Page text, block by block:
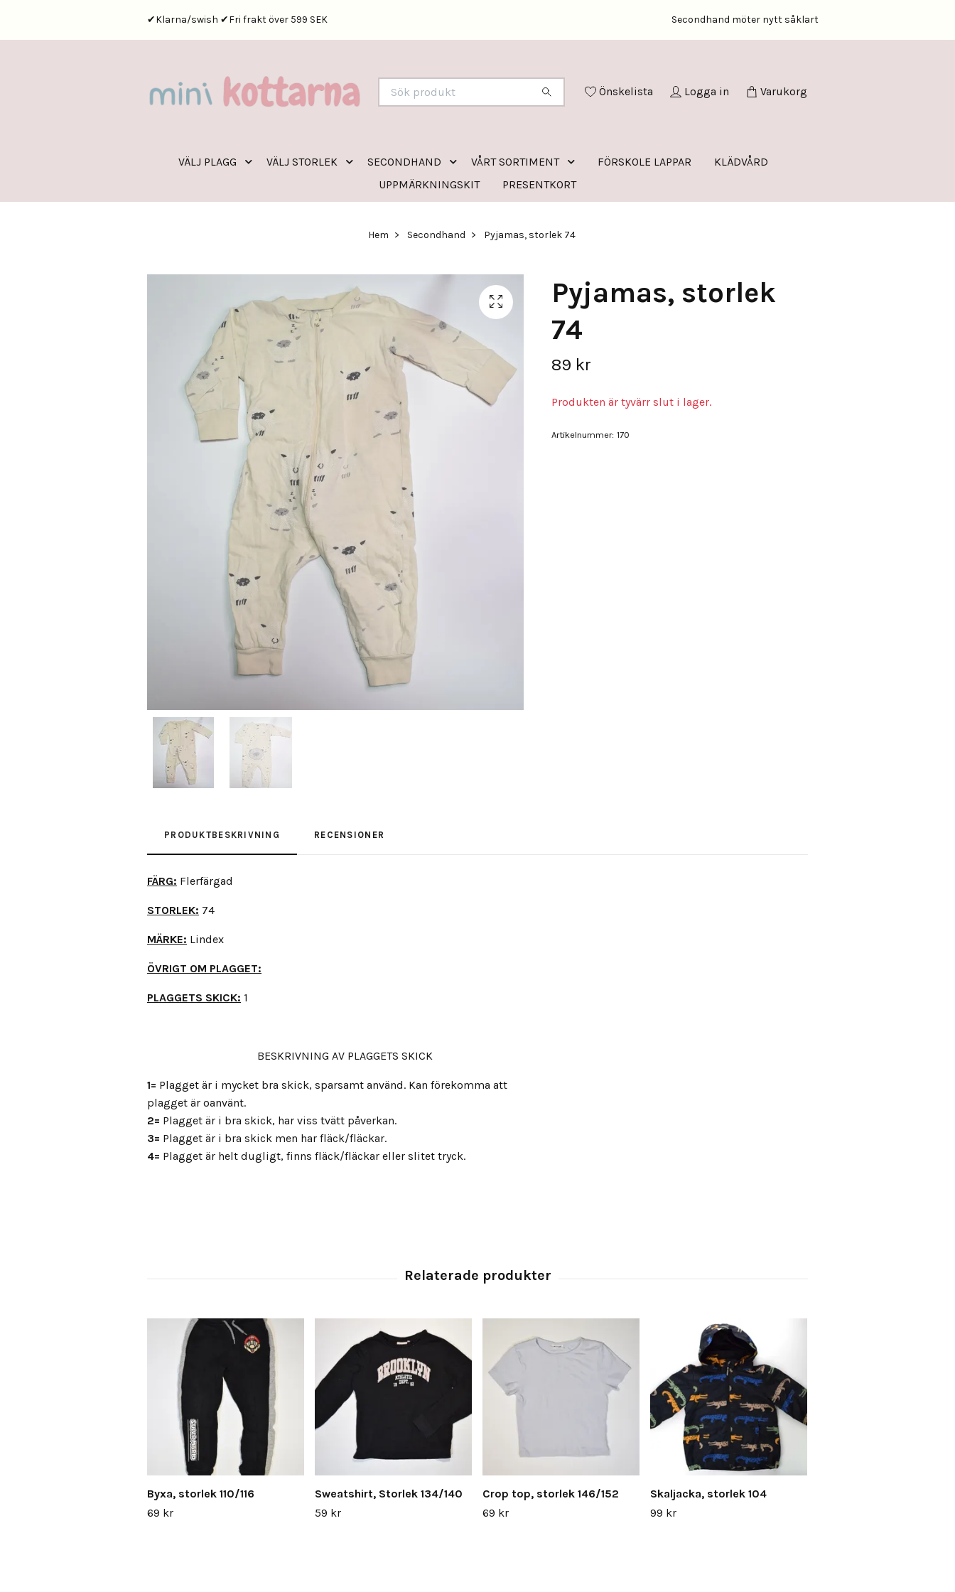
✔Klarna/swish ✔Fri frakt över 599 SEK Secondhand möter nytt såklart
Önskelista Logga in Varukorg
VÄLJ PLAGG VÄLJ STORLEK SECONDHAND VÅRT SORTIMENT FÖRSKOLE LAPPAR
KLÄDVÅRD
UPPMÄRKNINGSKIT
PRESENTKORT
Hem Secondhand Pyjamas, storlek 74
Pyjamas, storlek
74
89 kr
Produkten är tyvärr slut i lager.
Artikelnummer: 170
PRODUKTBESKRIVNING RECENSIONER
FÄRG: Flerfärgad
STORLEK: 74
MÄRKE: Lindex
ÖVRIGT OM PLAGGET:
PLAGGETS SKICK: 1
BESKRIVNING AV PLAGGETS SKICK
1= Plagget är i mycket bra skick, sparsamt använd. Kan förekomma att
plagget är oanvänt.
2= Plagget är i bra skick, har viss tvätt påverkan.
3= Plagget är i bra skick men har fläck/fläckar.
4= Plagget är helt dugligt, finns fläck/fläckar eller slitet tryck.
Byxa, storlek 110/116
69 kr
Sweatshirt, Storlek 134/140
59 kr
Crop top, storlek 146/152
69 kr
Skaljacka, storlek 104
99 kr